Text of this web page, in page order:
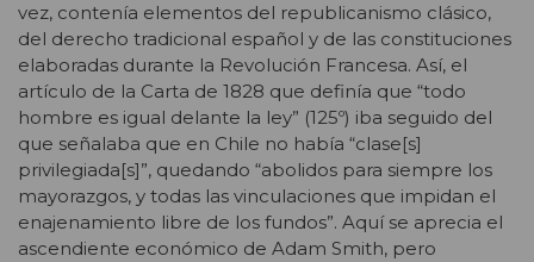
vez, contenía elementos del republicanismo clásico,
del derecho tradicional español y de las constituciones
elaboradas durante la Revolución Francesa. Así, el
artículo de la Carta de 1828 que definía que “todo
hombre es igual delante la ley” (125º) iba seguido del
que señalaba que en Chile no había “clase[s]
privilegiada[s]”, quedando “abolidos para siempre los
mayorazgos, y todas las vinculaciones que impidan el
enajenamiento libre de los fundos”. Aquí se aprecia el
ascendiente económico de Adam Smith, pero